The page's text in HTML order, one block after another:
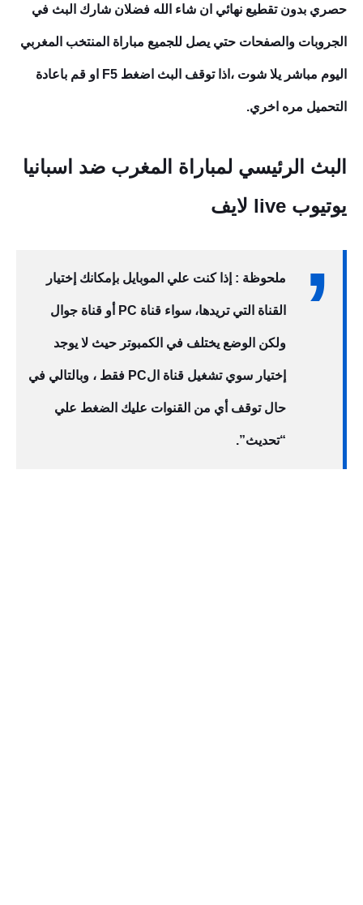
حصري بدون تقطيع نهائي ان شاء الله فضلان شارك البث في
الجروبات والصفحات حتي يصل للجميع مباراة المنتخب المغربي
اليوم مباشر يلا شوت ،اذا توقف البث اضغط F5 او قم باعادة
التحميل مره اخري.
البث الرئيسي لمباراة المغرب ضد اسبانيا
يوتيوب live لايف
ملحوظة : إذا كنت علي الموبايل بإمكانك إختيار
القناة التي تريدها، سواء قناة PC أو قناة جوال
ولكن الوضع يختلف في الكمبوتر حيث لا يوجد
إختيار سوي تشغيل قناة الPC فقط ، وبالتالي في
حال توقف أي من القنوات عليك الضغط علي
“تحديث”.